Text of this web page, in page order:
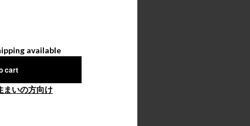
available
cart
まいの方向け